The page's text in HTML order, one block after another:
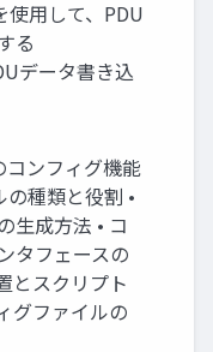
⽤して、PDU
る
データ書き込
ンフィグ機能
種類と役割 •
⽣成⽅法 • コ
タフェースの
とスクリプト
グファイルの